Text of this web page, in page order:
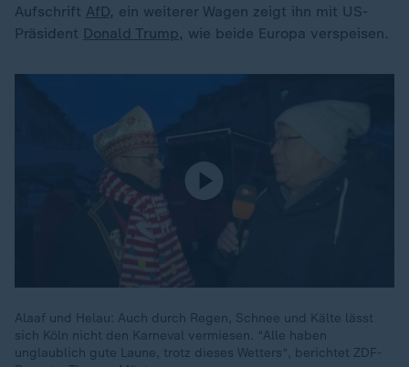
Aufschrift AfD, ein weiterer Wagen zeigt ihn mit US-
Präsident Donald Trump, wie beide Europa verspeisen.
Alaaf und Helau: Auch durch Regen, Schnee und Kälte lässt
sich Köln nicht den Karneval vermiesen. “Alle haben
unglaublich gute Laune, trotz dieses Wetters“, berichtet ZDF-